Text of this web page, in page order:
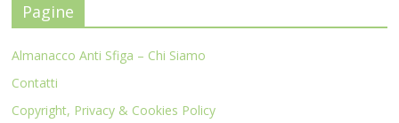
Pagine
Almanacco Anti Sfiga – Chi Siamo
Contatti
Copyright, Privacy & Cookies Policy